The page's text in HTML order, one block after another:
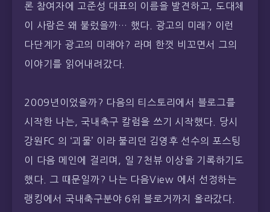
론 참여자에 고준성 대표의 이름을 발견하고, 도대체
이 사람은 왜 불렀을까… 했다. 광고의 미래? 이런
다단계가 광고의 미래야? 라며 한껏 비꼬면서 그의
이야기를 읽어내려갔다.
2009년이었을까? 다음의 티스토리에서 블로그를
시작한 나는, 국내축구 칼럼을 쓰기 시작했다. 당시
강원FC 의 ‘괴물’ 이라 불리던 김영후 선수의 포스팅
이 다음 메인에 걸리며, 일 7천뷰 이상을 기록하기도
했다. 그 때문일까? 나는 다음View 에서 선정하는
랭킹에서 국내축구분야 6위 블로거까지 올라갔다.